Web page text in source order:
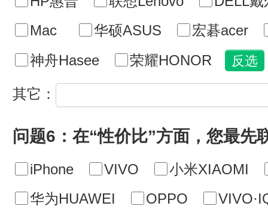
Mac
华硕ASUS
宏碁acer
神舟Hasee
荣耀HONOR
其它：
问题6：在“性价比”方面，您最先
iPhone VIVO
小米XIAOMI
华为HUAWEI
OPPO